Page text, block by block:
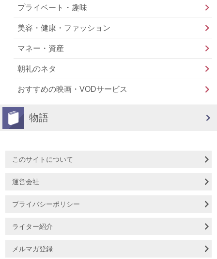
プライベート・趣味
美容・健康・ファッション
マネー・資産
朝礼のネタ
おすすめの映画・VODサービス
物語
このサイトについて
運営会社
プライバシーポリシー
ライター紹介
メルマガ登録